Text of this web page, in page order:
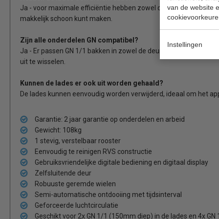
van de website
Instellingen
Ja - voor maximale efficiëntie hebben zowel de deur als de
makkelijk schoon kunt maken.
Zijn alle onderdelen GN compatibel?
Ja - Er passen GN 1/1 bakken in zowel de deur als in de lades -
uit te wisselen.
Kunnen de lades er ook uit worden gehaald?
De lades kunnen eenvoudig worden verwijderd, ideaal om het
Garantie: 2 jaar garantie op onderdelen en arbeid
Gewicht: 108kg
1 stevig, verstelbaar rooster
Eenvoudig te reinigen RVS constructie
Gebruiksvriendelijke digitale bediening en digitaal display
Zelfsluitende deur
Robuuste geremde wielen
Semi-automatische ontdooiing met tijdsinterval
Geforceerde luchtcirculatie
Geschikt voor 2x GN 1/1 (150mm diep) in de lades en 4x